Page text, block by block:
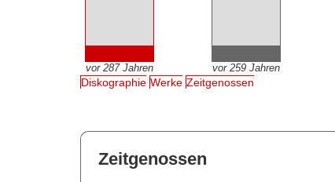
vor 287 Jahren vor 259 Jahren
Diskographie Werke Zeitgenossen
Zeitgenossen